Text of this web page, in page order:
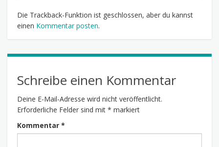
Die Trackback-Funktion ist geschlossen, aber du kannst
einen Kommentar posten.
Schreibe einen Kommentar
Deine E-Mail-Adresse wird nicht veröffentlicht.
Erforderliche Felder sind mit * markiert
Kommentar *